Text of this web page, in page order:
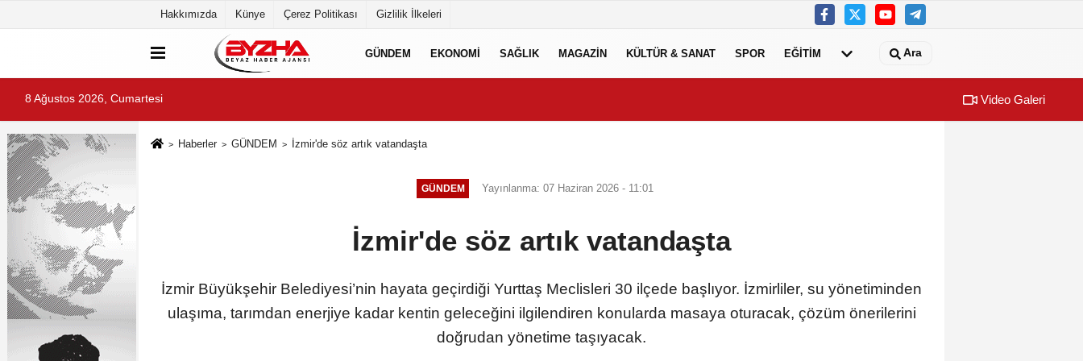
Hakkımızda Künye Çerez Politikası Gizlilik İlkeleri
GÜNDEM EKONOMİ SAĞLIK MAGAZİN KÜLTÜR & SANAT SPOR EĞİTİM Ara
8 Ağustos 2026, Cumartesi Video Galeri
Haberler GÜNDEM İzmir'de söz artık vatandaşta
GÜNDEM Yayınlanma: 07 Haziran 2026 - 11:01
İzmir'de söz artık vatandaşta
İzmir Büyükşehir Belediyesi’nin hayata geçirdiği Yurttaş Meclisleri 30 ilçede başlıyor. İzmirliler, su yönetiminden
ulaşıma, tarımdan enerjiye kadar kentin geleceğini ilgilendiren konularda masaya oturacak, çözüm önerilerini
doğrudan yönetime taşıyacak.